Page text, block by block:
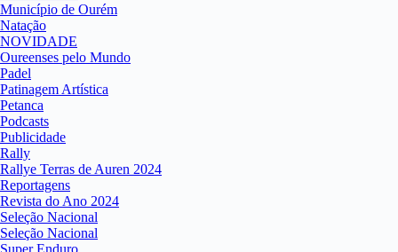
Município de Ourém
Natação
NOVIDADE
Oureenses pelo Mundo
Padel
Patinagem Artística
Petanca
Podcasts
Publicidade
Rally
Rallye Terras de Auren 2024
Reportagens
Revista do Ano 2024
Seleção Nacional
Seleção Nacional
Super Enduro